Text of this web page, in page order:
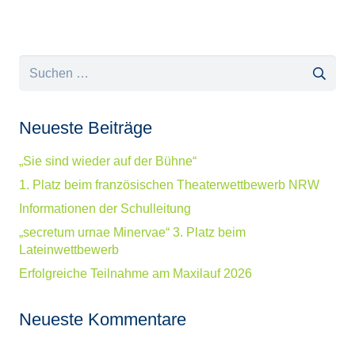
Neueste Beiträge
„Sie sind wieder auf der Bühne“
1. Platz beim französischen Theaterwettbewerb NRW
Informationen der Schulleitung
„secretum urnae Minervae“ 3. Platz beim
Lateinwettbewerb
Erfolgreiche Teilnahme am Maxilauf 2026
Neueste Kommentare